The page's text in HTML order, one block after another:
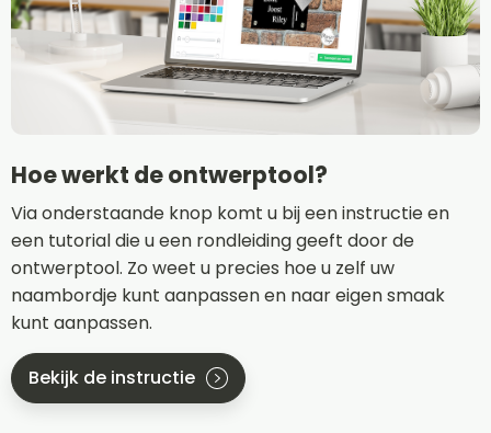
Hoe werkt de ontwerptool?
Via onderstaande knop komt u bij een instructie en
een tutorial die u een rondleiding geeft door de
ontwerptool. Zo weet u precies hoe u zelf uw
naambordje kunt aanpassen en naar eigen smaak
kunt aanpassen.
Bekijk de instructie